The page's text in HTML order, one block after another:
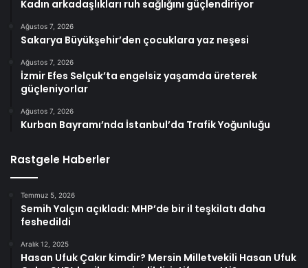
Kadın arkadaşlıkları ruh sağlığını güçlendiriyor
Ağustos 7, 2026
Sakarya Büyükşehir’den çocuklara yaz neşesi
Ağustos 7, 2026
İzmir Efes Selçuk’ta engelsiz yaşamda üreterek
güçleniyorlar
Ağustos 7, 2026
Kurban Bayramı’nda İstanbul’da Trafik Yoğunluğu
Rastgele Haberler
Temmuz 5, 2026
Semih Yalçın açıkladı: MHP’de bir il teşkilatı daha
feshedildi
Aralık 12, 2025
Hasan Ufuk Çakır kimdir? Mersin Milletvekili Hasan Ufuk